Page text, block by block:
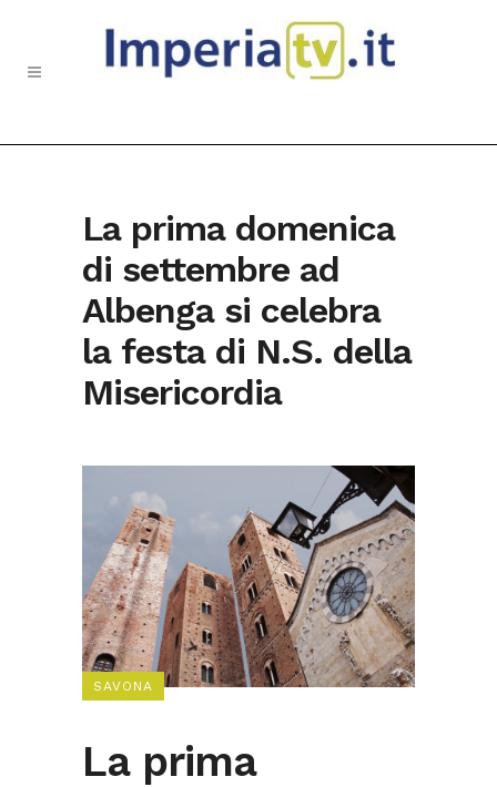
La prima domenica
di settembre ad
Albenga si celebra
la festa di N.S. della
Misericordia
SAVONA
La prima